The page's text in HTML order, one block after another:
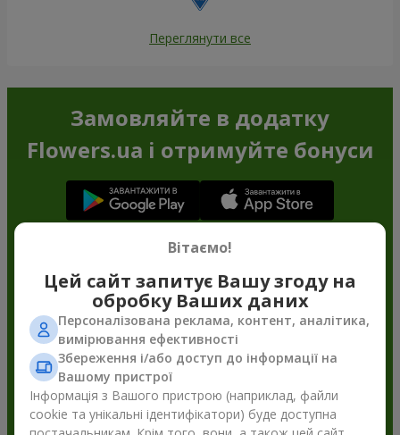
Переглянути все
Замовляйте в додатку
Flowers.ua і отримуйте бонуси
Вітаємо!
Цей сайт запитує Вашу згоду на
обробку Ваших даних
Персоналізована реклама, контент, аналітика,
вимірювання ефективності
Збереження і/або доступ до інформації на
Вашому пристрої
Інформація з Вашого пристрою (наприклад, файли
cookie та унікальні ідентифікатори) буде доступна